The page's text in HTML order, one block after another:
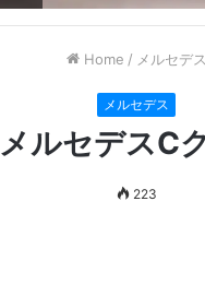
Home / メルセデス
メルセデス
メルセデスC
223